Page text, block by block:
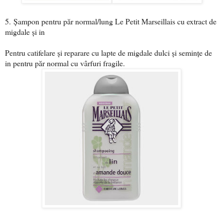
5. Șampon pentru păr normal/lung Le Petit Marseillais cu extract de
migdale și in
Pentru catifelare și reparare cu lapte de migdale dulci și semințe de
in pentru păr normal cu vârfuri fragile.